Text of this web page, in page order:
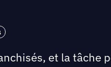
et la tâche